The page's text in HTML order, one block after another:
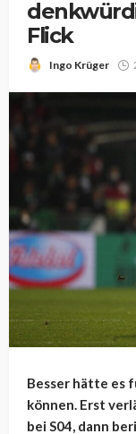
Flick
Ingo Krüger
Besser hätte es
können. Erst
bei S04, dann